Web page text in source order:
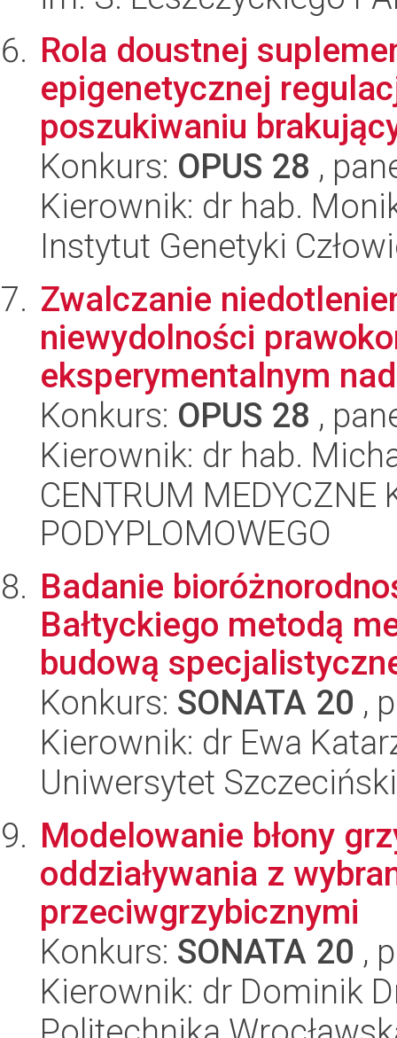
Rola doustnej
epigenetycznej
poszukiwaniu
Konkurs: OPUS 28 ,
Kierownik: dr hab.
Instytut Genetyki
Zwalczanie
niewydolności
eksperymentalnym
Konkurs: OPUS 28 ,
Kierownik: dr hab.
CENTRUM MEDYCZNE
PODYPLOMOWEGO
Badanie
Bałtyckiego metodą
budową
Konkurs: SONATA 20 ,
Kierownik: dr Ewa
Uniwersytet Szczeciński
Modelowanie błony
oddziaływania z
przeciwgrzybicznymi
Konkurs: SONATA 20 ,
Kierownik: dr Dominik